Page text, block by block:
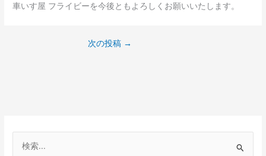
車いす屋 フライビーを今後ともよろしくお願いいたします。
次の投稿 →